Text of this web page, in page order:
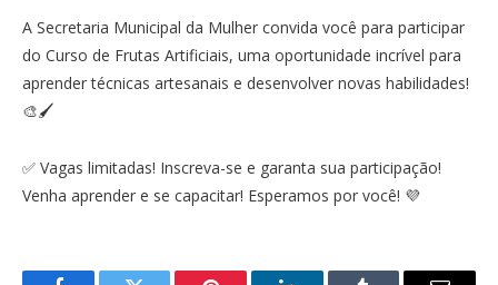
A Secretaria Municipal da Mulher convida você para participar
do Curso de Frutas Artificiais, uma oportunidade incrível para
aprender técnicas artesanais e desenvolver novas habilidades!
🎨🖌️
✅ Vagas limitadas! Inscreva-se e garanta sua participação!
Venha aprender e se capacitar! Esperamos por você! 💜